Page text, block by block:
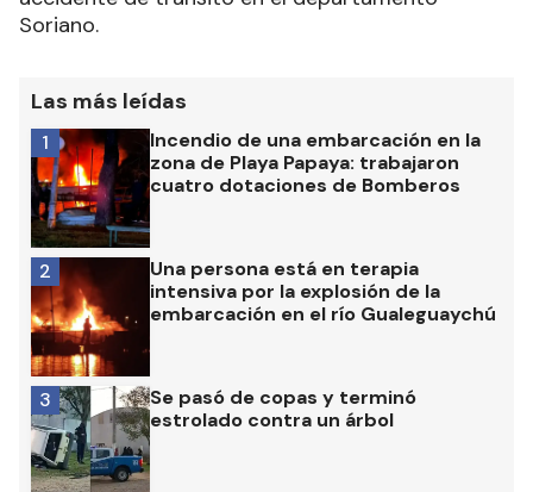
Soriano.
Las más leídas
Incendio de una embarcación en la
zona de Playa Papaya: trabajaron
cuatro dotaciones de Bomberos
1
Una persona está en terapia
intensiva por la explosión de la
embarcación en el río Gualeguaychú
2
Se pasó de copas y terminó
estrolado contra un árbol
3